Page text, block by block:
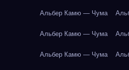
Альбер Камю — Чума
Альбер Камю — Чума
Альбер Камю — Чума